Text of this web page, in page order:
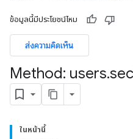
ข้อมูลนี้มีประโยชน์ไหม
ส่งความคิดเห็น
Method: users.
ในหน้านี้